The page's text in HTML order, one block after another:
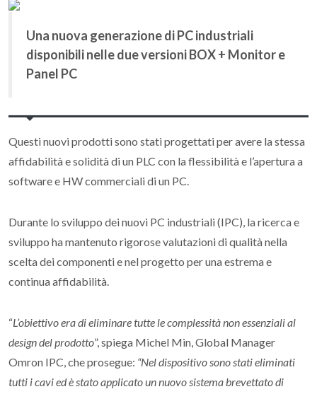
Una nuova generazione di PC industriali
disponibili nelle due versioni BOX + Monitor e
Panel PC
Questi nuovi prodotti sono stati progettati per avere la stessa
affidabilità e solidità di un PLC con la flessibilità e l’apertura a
software e HW commerciali di un PC.
Durante lo sviluppo dei nuovi PC industriali (IPC), la ricerca e
sviluppo ha mantenuto rigorose valutazioni di qualità nella
scelta dei componenti e nel progetto per una estrema e
continua affidabilità.
“L’obiettivo era di eliminare tutte le complessità non essenziali al
design del prodotto”, spiega Michel Min, Global Manager
Omron IPC, che prosegue: “Nel dispositivo sono stati eliminati
tutti i cavi ed è stato applicato un nuovo sistema brevettato di